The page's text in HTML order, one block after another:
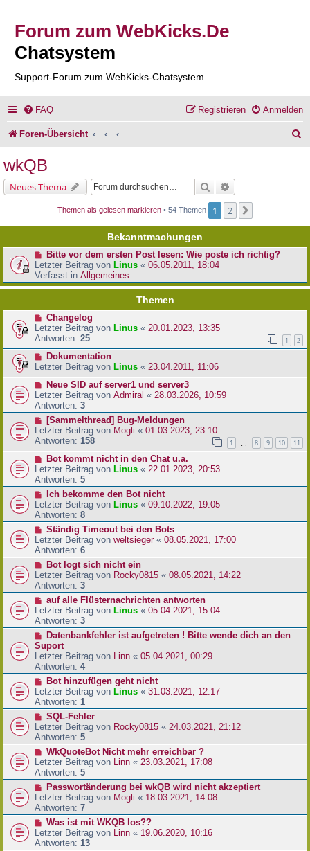
Forum zum WebKicks.De
Chatsystem
Support-Forum zum WebKicks-Chatsystem
FAQ Anmelden
Registrieren
Foren-Übersicht
wkQB
Neues Thema Suche
Themen als gelesen markieren • 54 Themen 1 2
Bekanntmachungen
Bitte vor dem ersten Post lesen: Wie poste ich richtig?
Letzter Beitrag von Linus « 06.05.2011, 18:04
Verfasst in Allgemeines
Themen
Changelog
Letzter Beitrag von Linus « 20.01.2023, 13:35
Antworten: 25 1 2
Dokumentation
Letzter Beitrag von Linus « 23.04.2011, 11:06
Neue SID auf server1 und server3
Letzter Beitrag von Admiral « 28.03.2026, 10:59
Antworten: 3
[Sammelthread] Bug-Meldungen
Letzter Beitrag von Mogli « 01.03.2023, 23:10
Antworten: 158 1 8 9 10 11
Bot kommt nicht in den Chat u.a.
Letzter Beitrag von Linus « 22.01.2023, 20:53
Antworten: 5
Ich bekomme den Bot nicht
Letzter Beitrag von Linus « 09.10.2022, 19:05
Antworten: 8
Ständig Timeout bei den Bots
Letzter Beitrag von weltsieger« 08.05.2021, 17:00
Antworten: 6
Bot logt sich nicht ein
Letzter Beitrag von Rocky0815 « 08.05.2021, 14:22
Antworten: 3
auf alle Flüsternachrichten antworten
Letzter Beitrag von Linus « 05.04.2021, 15:04
Antworten: 3
Datenbankfehler ist aufgetreten ! Bitte wende dich an den
Suport
Letzter Beitrag von
Linn « 05.04.2021, 00:29
Antworten: 4
Bot hinzufügen geht nicht
Letzter Beitrag von Linus « 31.03.2021, 12:17
Antworten: 1
SQL-Fehler
Letzter Beitrag von Rocky0815 « 24.03.2021, 21:12
Antworten: 5
WkQuoteBot Nicht mehr erreichbar ?
Letzter Beitrag von
Linn « 23.03.2021, 17:08
Antworten: 5
Passwortänderung bei wkQB wird nicht akzeptiert
Letzter Beitrag von Mogli « 18.03.2021, 14:08
Antworten: 7
Was ist mit WKQB los??
Letzter Beitrag von
Linn « 19.06.2020, 10:16
Antworten: 13